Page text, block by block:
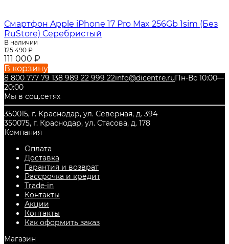
Смартфон Apple iPhone 17 Pro Max 256Gb 1sim (Без
RuStore) Серебристый
В наличии
125 490 ₽
111 000 ₽
В корзину
8 800 777 79 138 989 22 999 22info@dicentre.ruПн-Вс 10:00—
20:00
Мы в соц.сетях
350015, г. Краснодар, ул. Северная, д. 394
350075, г. Краснодар, ул. Стасова, д. 178
Компания
Оплата
Доставка
Гарантия и возврат
Рассрочка и кредит
Trade-in
Контакты
Акции
Контакты
Как оформить заказ
Магазин